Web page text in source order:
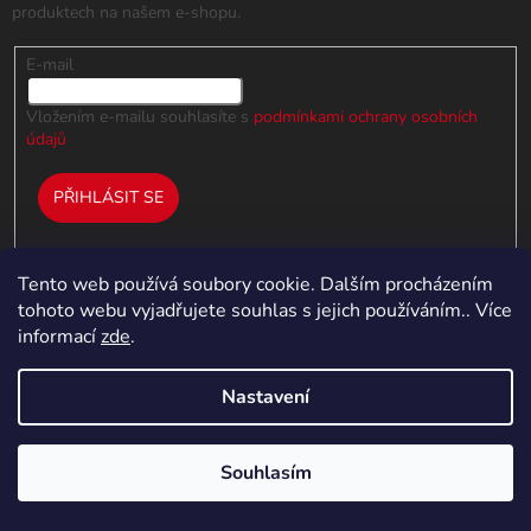
Tento web používá soubory cookie. Dalším procházením
tohoto webu vyjadřujete souhlas s jejich používáním.. Více
informacízde.
Nastavení
Souhlasím
v
i
produktech na našem e-shopu.
E-mail
Vložením e-mailu souhlasíte s podmínkami ochrany osobních
údajů
PŘIHLÁSIT SE
Informace pro vás
Obchodní podmínky
Zpracování osobních údajů
5% SLEVA NA PRVNÍ NÁKUP